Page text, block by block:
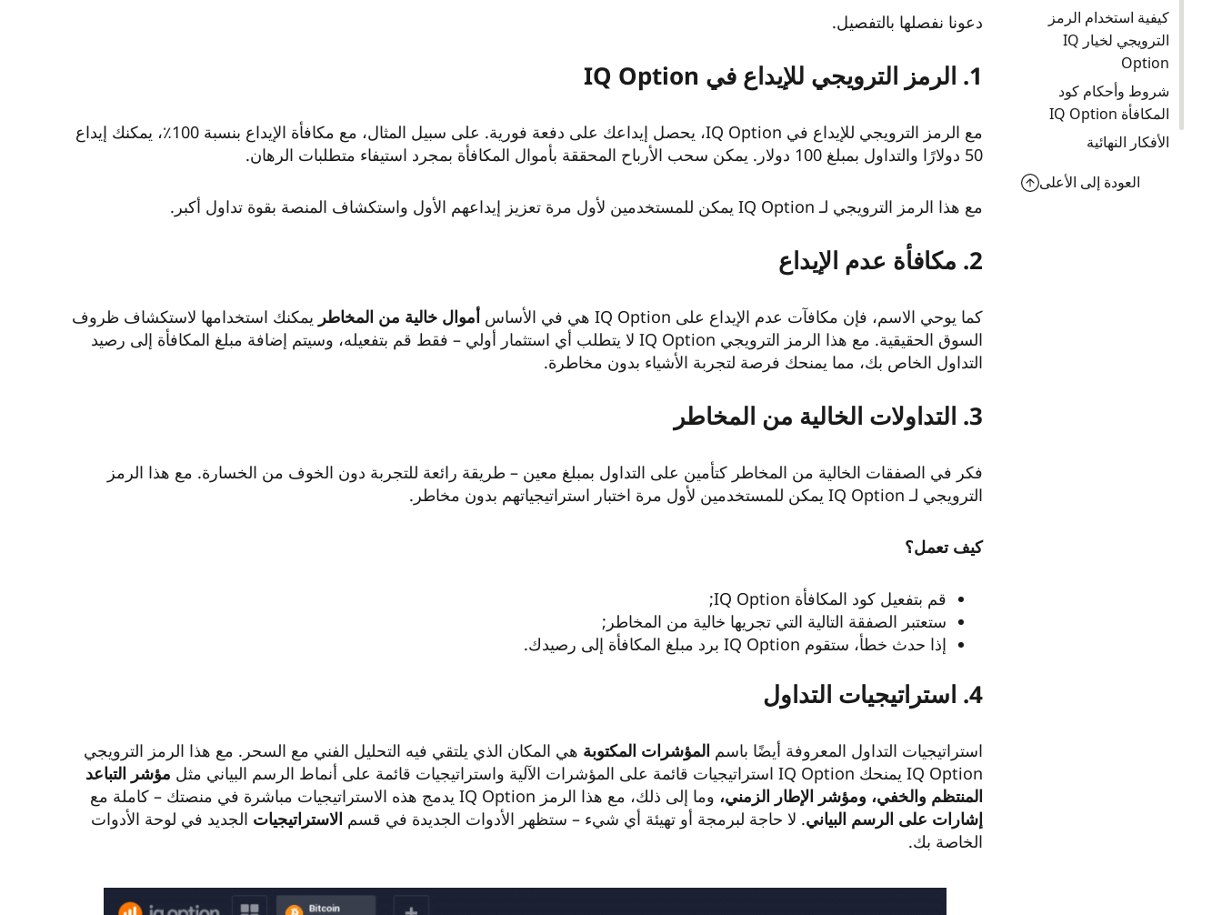
كيفية استخدام الرمز
الترويجي لخيار IQ
Option
شروط وأحكام كود
المكافأة IQ Option
الأفكار النهائية
العودة إلى الأعلى
دعونا نفصلها بالتفصيل.
1. الرمز الترويجي للإيداع في IQ Option
مع الرمز الترويجي للإيداع في IQ Option، يحصل إيداعك على دفعة فورية. على سبيل المثال، مع مكافأة الإيداع بنسبة 100٪، يمكنك إيداع
50 دولارًا والتداول بمبلغ 100 دولار. يمكن سحب الأرباح المحققة بأموال المكافأة بمجرد استيفاء متطلبات الرهان.
مع هذا الرمز الترويجي لـ IQ Option يمكن للمستخدمين لأول مرة تعزيز إيداعهم الأول واستكشاف المنصة بقوة تداول أكبر.
2. مكافأة عدم الإيداع
كما يوحي الاسم، فإن مكافآت عدم الإيداع على IQ Option هي في الأساس أموال خالية من المخاطر يمكنك استخدامها لاستكشاف ظروف
السوق الحقيقية. مع هذا الرمز الترويجي IQ Option لا يتطلب أي استثمار أولي – فقط قم بتفعيله، وسيتم إضافة مبلغ المكافأة إلى رصيد
التداول الخاص بك، مما يمنحك فرصة لتجربة الأشياء بدون مخاطرة.
3. التداولات الخالية من المخاطر
فكر في الصفقات الخالية من المخاطر كتأمين على التداول بمبلغ معين – طريقة رائعة للتجربة دون الخوف من الخسارة. مع هذا الرمز
الترويجي لـ IQ Option يمكن للمستخدمين لأول مرة اختبار استراتيجياتهم بدون مخاطر.
كيف تعمل؟
قم بتفعيل كود المكافأة IQ Option;
ستعتبر الصفقة التالية التي تجريها خالية من المخاطر;
إذا حدث خطأ، ستقوم IQ Option برد مبلغ المكافأة إلى رصيدك.
4. استراتيجيات التداول
استراتيجيات التداول المعروفة أيضًا باسم المؤشرات المكتوبة هي المكان الذي يلتقي فيه التحليل الفني مع السحر. مع هذا الرمز الترويجي
IQ Option يمنحك IQ Option استراتيجيات قائمة على المؤشرات الآلية واستراتيجيات قائمة على أنماط الرسم البياني مثل
مؤشر التباعد
المنتظم والخفي، ومؤشر الإطار الزمني، وما إلى ذلك، مع هذا الرمز IQ Option يدمج هذه الاستراتيجيات مباشرة في منصتك – كاملة مع
إشارات على الرسم البياني. لا حاجة لبرمجة أو تهيئة أي شيء – ستظهر الأدوات الجديدة في قسم الاستراتيجيات الجديد في لوحة الأدوات
الخاصة بك.